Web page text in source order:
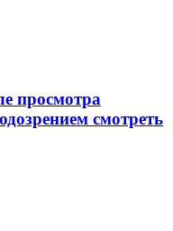
просмотра
смотреть